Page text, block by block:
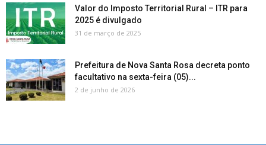
Valor do Imposto Territorial Rural – ITR para
2025 é divulgado
31 de março de 2025
Prefeitura de Nova Santa Rosa decreta ponto
facultativo na sexta-feira (05)...
2 de junho de 2026